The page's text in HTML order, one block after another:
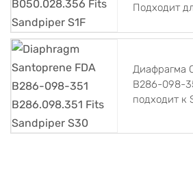
Подходит
Диафрагма
B286-098-
подходит к